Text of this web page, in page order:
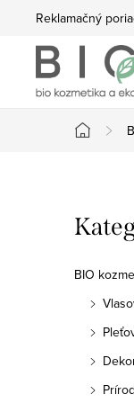
Reklamačný
Domov
o
č
n
Preskočiť
kategórie
BIO